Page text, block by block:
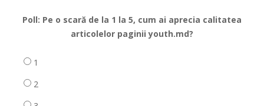
Poll: Pe o scară de la 1 la 5, cum ai aprecia calitatea
articolelor paginii youth.md?
1
2